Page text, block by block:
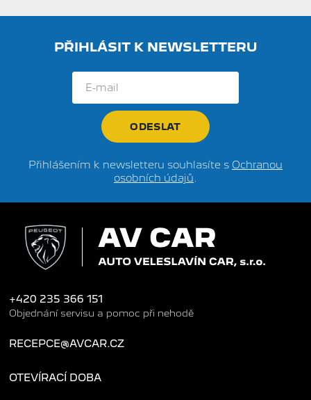
PŘIHLÁSIT K NEWSLETTERU
Přihlášením k newsletteru souhlasíte s Ochranou
osobních údajů.
+420 235 366 151
Objednání servisu a pomoc při nehodě
RECEPCE@AVCAR.CZ
OTEVÍRACÍ DOBA